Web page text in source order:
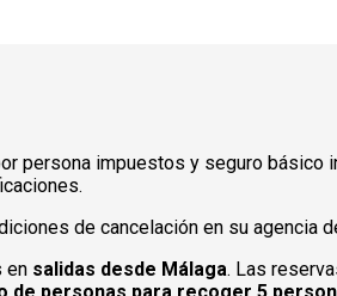
persona impuestos y seguro básico
de cancelación en su agencia
en salidas desde Málaga. Las
de personas para recoger 5